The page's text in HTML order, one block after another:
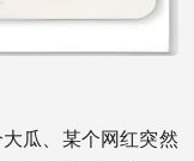
瓜、某个网红突然